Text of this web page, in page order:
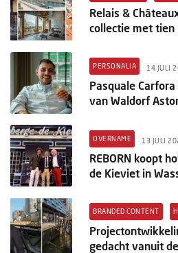
Relais &
collectie met tien
PERSONALIA 14 JULI
Pasquale
van Waldorf
OVERNAME 13 JULI
REBORN koopt
de Kieviet in
BRANDED CONTENT
gedacht vanuit